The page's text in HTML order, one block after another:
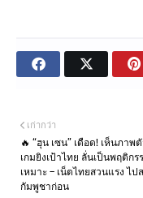
เก่ากว่า
🔥 “ฮุน เซน” เดือด! เห็นภาพ
เกมยิงเป้าไทย ลั่นเป็นพฤติกร
เหมาะ – เน็ตไทยสวนแรง ไ
กัมพูชาก่อน